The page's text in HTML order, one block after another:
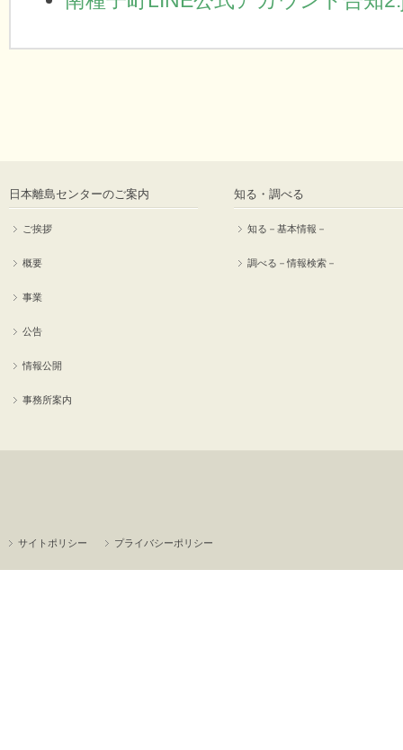
日本離島センターのご案内
ご挨拶
概要
事業
公告
情報公開
事務所案内
知る・調べる
知る－基本情報－
調べる－情報検索－
サイトポリシー プライバシーポリシー